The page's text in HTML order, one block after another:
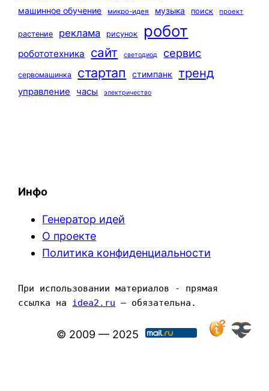
машинное обучение
микро-идея музыка поиск проект
растение реклама рисунок робот
робототехника сайт светодиод сервис
сервомашинка стартап стимпанк тренд
управление часы электричество
Инфо
Генератор идей
О проекте
Политика конфиденциальности
При использовании материалов - прямая
ссылка на idea2.ru — обязательна.
© 2009 — 2025